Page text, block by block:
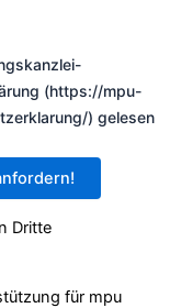
(https://mpu-
) gelesen
Dritte
für mpu